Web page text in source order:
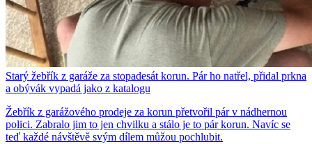
Starý žebřík z garáže za stopadesát korun. Pár ho natřel, přidal prkna
a obývák vypadá jako z katalogu
Žebřík z garážového prodeje za korun přetvořil pár v nádhernou
polici. Zabralo jim to jen chvilku a stálo je to pár korun. Navíc se
teď každé návštěvě svým dílem můžou pochlubit.